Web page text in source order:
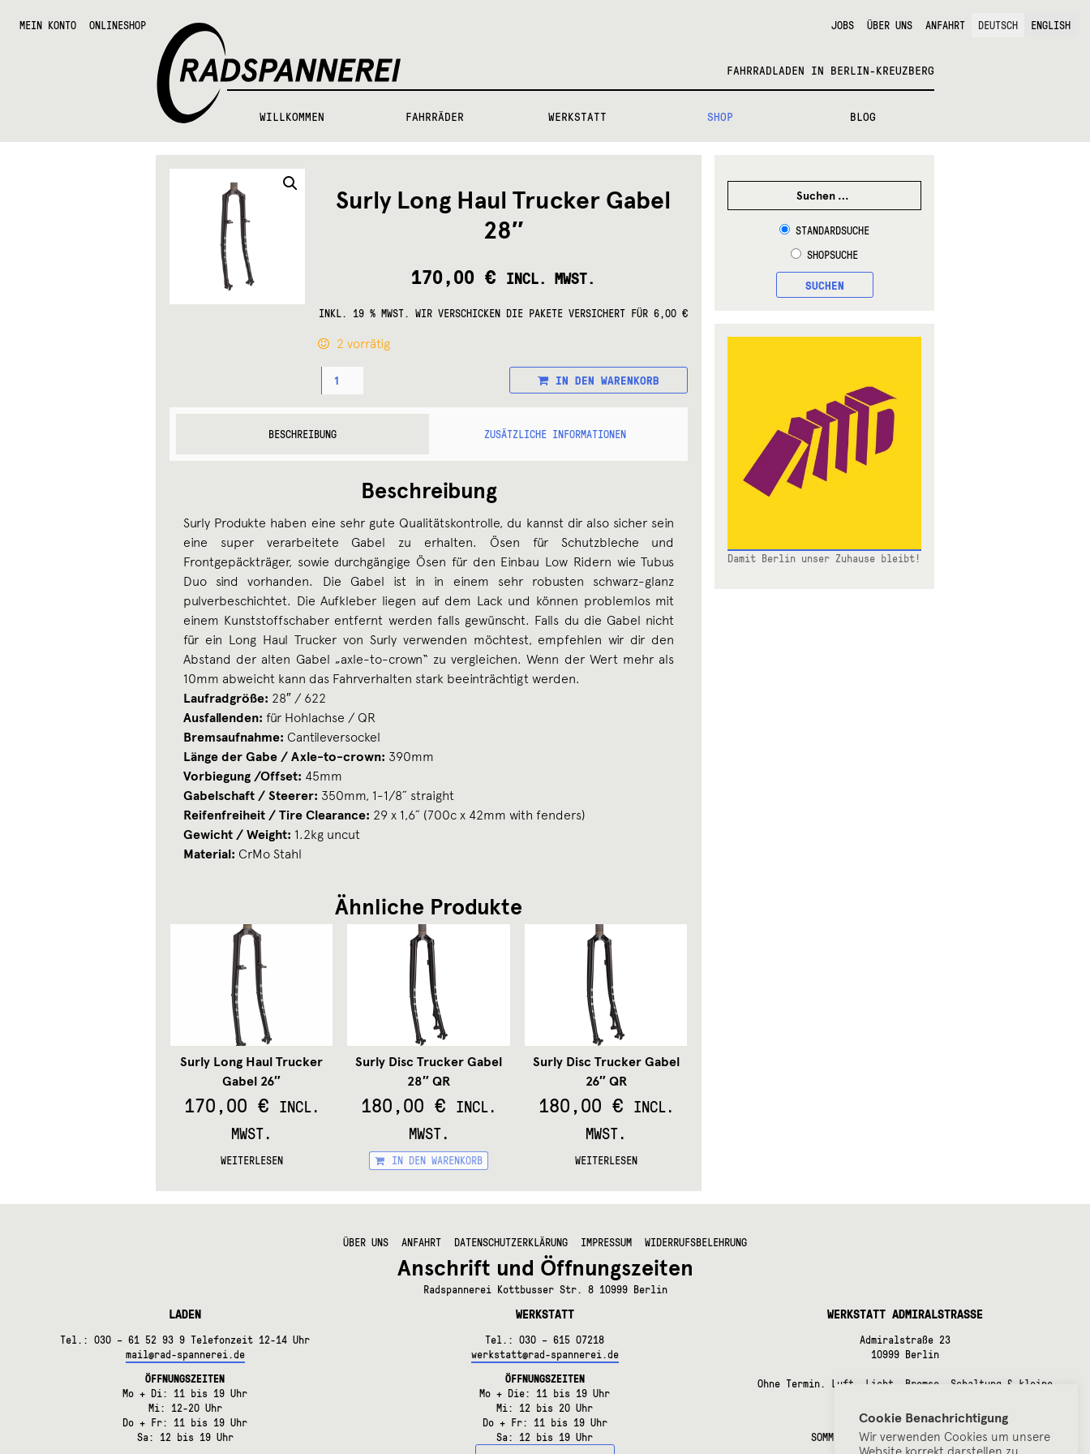
Navigation
Inhalt
Radspannerei
FAHRRADLADEN IN BERLIN-KREUZBERG
JOBS ÜBER UNS ANFAHRT DEUTSCH ENGLISH
WILLKOMMEN FAHRRÄDER WERKSTATT SHOP BLOG
MEIN KONTO ONLINESHOP
Surly Long Haul Trucker Gabel
28″
170,00 € INCL. MWST.
INKL. 19 % MWST. WIR VERSCHICKEN DIE PAKETE VERSICHERT FÜR 6,00 €
2 vorrätig
SURLY
LONG
GABEL
IN DEN WARENKORB
BESCHREIBUNG ZUSÄTZLICHE INFORMATIONEN
Beschreibung
Surly Produkte haben eine sehr gute Qualitätskontrolle, du kannst dir also sicher sein
eine super verarbeitete Gabel zu erhalten. Ösen für Schutzbleche und
Frontgepäckträger, sowie durchgängige Ösen für den Einbau Low Ridern wie Tubus
Duo sind vorhanden. Die Gabel ist in in einem sehr robusten schwarz-glanz
pulverbeschichtet. Die Aufkleber liegen auf dem Lack und können problemlos mit
einem Kunststoffschaber entfernt werden falls gewünscht. Falls du die Gabel nicht
für ein Long Haul Trucker von Surly verwenden möchtest, empfehlen wir dir den
Abstand der alten Gabel „axle-to-crown“ zu vergleichen. Wenn der Wert mehr als
10mm abweicht kann das Fahrverhalten stark beeinträchtigt werden.
Laufradgröße: 28″ / 622
Ausfallenden: für Hohlachse / QR
Bremsaufnahme: Cantileversockel
Länge der Gabe / Axle-to-crown: 390mm
Vorbiegung /Offset: 45mm
Gabelschaft / Steerer: 350mm, 1-1/8˝ straight
Reifenfreiheit / Tire Clearance: 29 x 1,6˝ (700c x 42mm with fenders)
Gewicht / Weight: 1.2kg uncut
Material: CrMo Stahl
Ähnliche Produkte
Surly Long Haul Trucker
Gabel 26″
170,00 € INCL.
MWST.
WEITERLESEN
Surly Disc Trucker Gabel
28″ QR
180,00€ INCL.
MWST.
IN DEN WARENKORB
Surly Disc Trucker Gabel
26″ QR
180,00 € INCL.
MWST.
WEITERLESEN
STANDARDSUCHE
SHOPSUCHE
SUCHEN
Damit Berlin unser Zuhause bleibt!
ÜBER UNS ANFAHRT DATENSCHUTZERKLÄRUNG IMPRESSUM WIDERRUFSBELEHRUNG
Anschrift und Öffnungszeiten
Radspannerei Kottbusser Str. 8 10999 Berlin
LADEN
Tel.: 030 – 61 52 93 9 Telefonzeit 12-14 Uhr
mail@rad-spannerei.de
ÖFFNUNGSZEITEN
Mo + Di: 11 bis 19 Uhr
Mi: 12-20 Uhr
Do + Fr: 11 bis 19 Uhr
Sa: 12 bis 19 Uhr
WERKSTATT
Tel.: 030 – 615 07218
werkstatt@rad-spannerei.de
ÖFFNUNGSZEITEN
Mo + Die: 11 bis 19 Uhr
Mi: 12 bis 20 Uhr
Do + Fr: 11 bis 19 Uhr
Sa: 12 bis 19 Uhr
WERKSTATT ADMIRALSTRASSE
Admiralstraße 23
10999 Berlin
Ohne Termin. Luft, Licht, Bremse, Schaltung & kleine
ÖFFUNGSZEITEN
SOMMERPAUSE bis Anfang September!
Cookie Benachrichtigung
Wir verwenden Cookies um unsere